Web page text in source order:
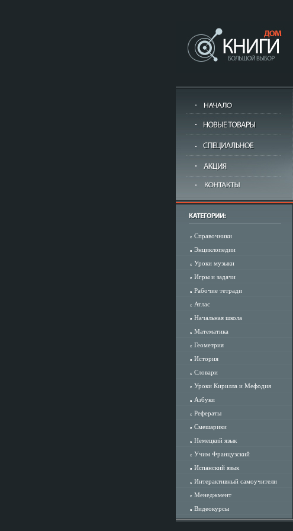
Справочники
Энциклопедии
Уроки музыки
Игры и задачи
Рабочие тетради
Атлас
Начальная школа
Математика
Геометрия
История
Словари
Уроки Кирилла и Мефодия
Азбуки
Рефераты
Смешарики
Немецкий язык
Учим Французский
Испанский язык
Интерактивный самоучители
Менеджмент
Видеокурсы